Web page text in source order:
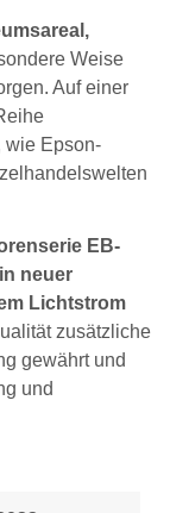
Weise
Auf einer
wie Epson-
EB-
neuer
Lichtstrom
zusätzliche
gewährt und
und